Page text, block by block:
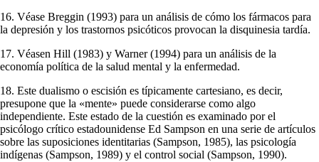
16. Véase Breggin (1993) para un análisis de cómo los fármacos para
la depresión y los trastornos psicóticos provocan la disquinesia tardía.
17. Véasen Hill (1983) y Warner (1994) para un análisis de la
economía política de la salud mental y la enfermedad.
18. Este dualismo o escisión es típicamente cartesiano, es decir,
presupone que la «mente» puede considerarse como algo
independiente. Este estado de la cues­tión es examinado por el
psicólogo crítico estadounidense Ed Sampson en una serie de artículos
sobre las suposiciones identitarias (Sampson, 1985), las psico­logía
indígenas (Sampson, 1989) y el control social (Sampson, 1990).